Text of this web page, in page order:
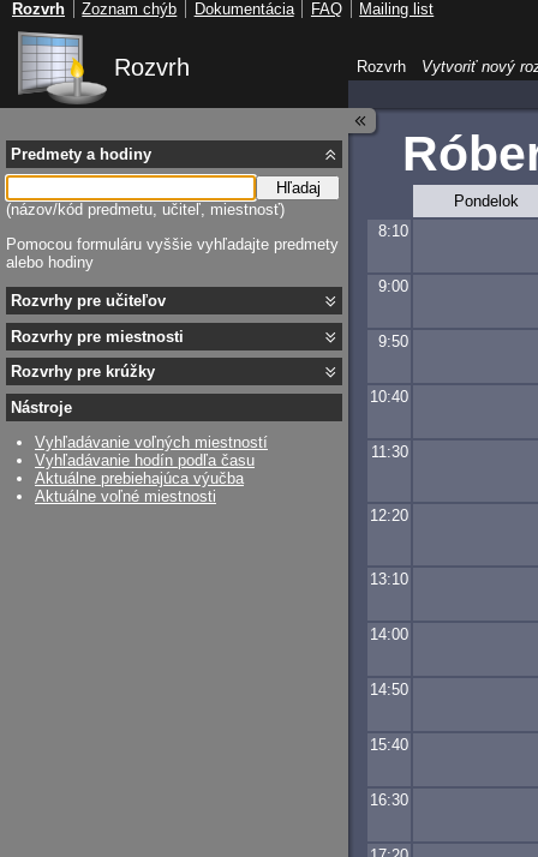
Rozvrh
Pondelok
8:10
9:00
9:50
10:40
11:30
12:20
13:10
14:00
14:50
15:40
16:30
Predmety a hodiny
Hľadaj
(názov/kód predmetu, učiteľ, miestnosť)
Pomocou formuláru vyššie vyhľadajte predmety
alebo hodiny
Rozvrhy pre učiteľov
Rozvrhy pre miestnosti
Rozvrhy pre krúžky
Nástroje
Vyhľadávanie voľných miestností
Vyhľadávanie hodín podľa času
Aktuálne prebiehajúca výučba
Aktuálne voľné miestnosti
Rozvrh Vytvoriť nový
Rozvrh Zoznam chýb Dokumentácia FAQ Mailing list